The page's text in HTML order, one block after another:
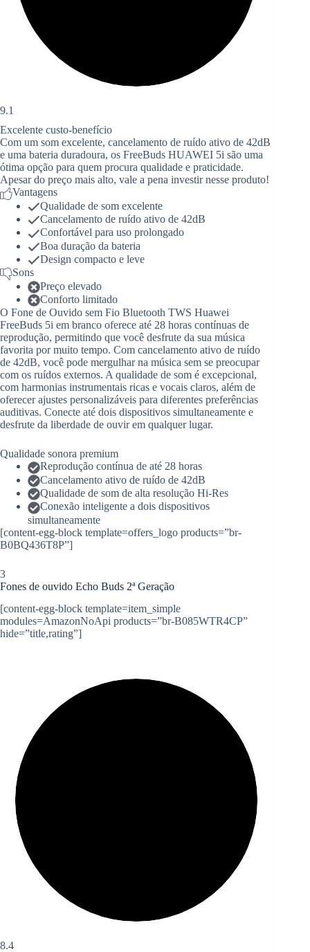
9.1
Excelente custo-benefício
Com um som excelente, cancelamento de ruído ativo de 42dB
e uma bateria duradoura, os FreeBuds HUAWEI 5i são uma
ótima opção para quem procura qualidade e praticidade.
Apesar do preço mais alto, vale a pena investir nesse produto!
Vantagens
Qualidade de som excelente
Cancelamento de ruído ativo de 42dB
Confortável para uso prolongado
Boa duração da bateria
Design compacto e leve
Sons
Preço elevado
Conforto limitado
O Fone de Ouvido sem Fio Bluetooth TWS Huawei
FreeBuds 5i em branco oferece até 28 horas contínuas de
reprodução, permitindo que você desfrute da sua música
favorita por muito tempo. Com cancelamento ativo de ruído
de 42dB, você pode mergulhar na música sem se preocupar
com os ruídos externos. A qualidade de som é excepcional,
com harmonias instrumentais ricas e vocais claros, além de
oferecer ajustes personalizáveis para diferentes preferências
auditivas. Conecte até dois dispositivos simultaneamente e
desfrute da liberdade de ouvir em qualquer lugar.
Qualidade sonora premium
Reprodução contínua de até 28 horas
Cancelamento ativo de ruído de 42dB
Qualidade de som de alta resolução Hi-Res
Conexão inteligente a dois dispositivos
simultaneamente
[content-egg-block template=offers_logo products=”br-
B0BQ436T8P”]
3
Fones de ouvido Echo Buds 2ª Geração
[content-egg-block template=item_simple
modules=AmazonNoApi products=”br-B085WTR4CP”
hide=”title,rating”]
8.4